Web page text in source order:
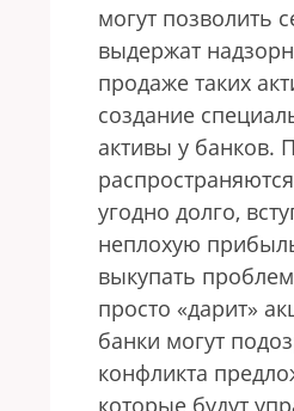
могут позволить
выдержат
продаже таких
создание
активы у банков.
угодно долго,
неплохую
выкупать
просто «дарит»
банки могут
конфликта
которые будут